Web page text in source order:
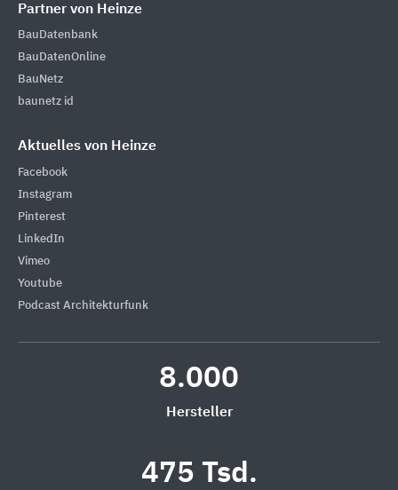
Partner von Heinze
BauDatenbank
BauDatenOnline
BauNetz
baunetz id
Aktuelles von Heinze
Facebook
Instagram
Pinterest
LinkedIn
Vimeo
Youtube
Podcast Architekturfunk
8.000
Hersteller
475 Tsd.